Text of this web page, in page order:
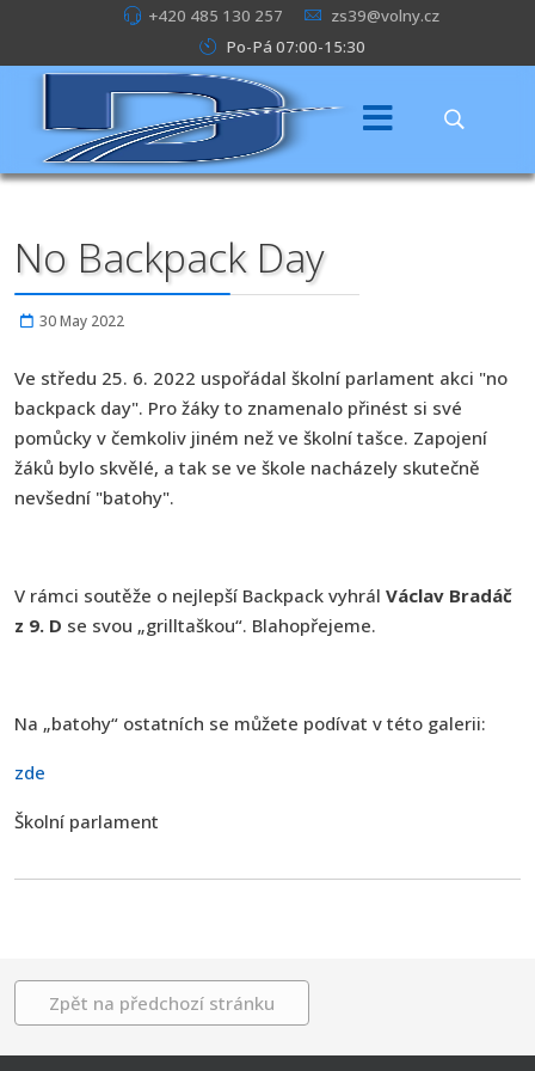
+420 485 130 257
zs39@volny.cz
Po-Pá 07:00-15:30
No Backpack Day
30 May 2022
Ve středu 25. 6. 2022 uspořádal školní parlament akci "no
backpack day". Pro žáky to znamenalo přinést si své
pomůcky v čemkoliv jiném než ve školní tašce. Zapojení
žáků bylo skvělé, a tak se ve škole nacházely skutečně
nevšední "batohy".
V rámci soutěže o nejlepší Backpack vyhrál Václav Bradáč
z 9. D se svou „grilltaškou“. Blahopřejeme.
Na „batohy“ ostatních se můžete podívat v této galerii:
zde
Školní parlament
Zpět na předchozí stránku